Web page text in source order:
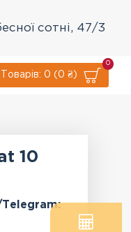
сотні, 47/3
Товарів: 0 (0 ₴)
0
10